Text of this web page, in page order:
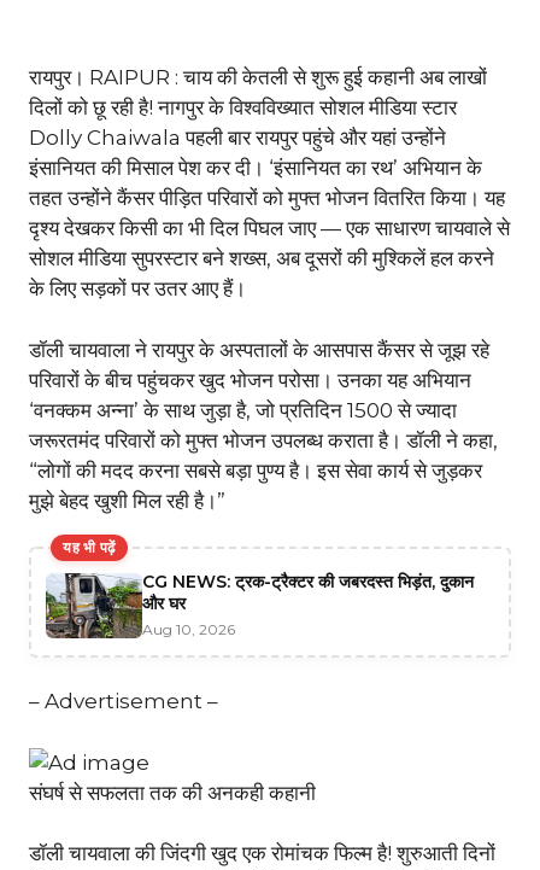
रायपुर। RAIPUR : चाय की केतली से शुरू हुई कहानी अब लाखों
दिलों को छू रही है! नागपुर के विश्वविख्यात सोशल मीडिया स्टार
Dolly Chaiwala पहली बार रायपुर पहुंचे और यहां उन्होंने
इंसानियत की मिसाल पेश कर दी। ‘इंसानियत का रथ’ अभियान के
तहत उन्होंने कैंसर पीड़ित परिवारों को मुफ्त भोजन वितरित किया। यह
दृश्य देखकर किसी का भी दिल पिघल जाए — एक साधारण चायवाले से
सोशल मीडिया सुपरस्टार बने शख्स, अब दूसरों की मुश्किलें हल करने
के लिए सड़कों पर उतर आए हैं।
डॉली चायवाला ने रायपुर के अस्पतालों के आसपास कैंसर से जूझ रहे
परिवारों के बीच पहुंचकर खुद भोजन परोसा। उनका यह अभियान
‘वनक्कम अन्ना’ के साथ जुड़ा है, जो प्रतिदिन 1500 से ज्यादा
जरूरतमंद परिवारों को मुफ्त भोजन उपलब्ध कराता है। डॉली ने कहा,
“लोगों की मदद करना सबसे बड़ा पुण्य है। इस सेवा कार्य से जुड़कर
मुझे बेहद खुशी मिल रही है।”
यह भी पढ़ें
CG NEWS: ट्रक-ट्रैक्टर की जबरदस्त भिड़ंत, दुकान
और घर
Aug 10, 2026
– Advertisement –
संघर्ष से सफलता तक की अनकही कहानी
डॉली चायवाला की जिंदगी खुद एक रोमांचक फिल्म है! शुरुआती दिनों